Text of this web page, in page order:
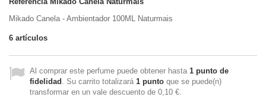
Mikado Canela - Ambientador 100ML Naturmais
6 artículos
Al comprar este perfume puede obtener hasta 1 punto de
fidelidad . Su carrito totalizará 1 punto que se puede(n)
transformar en un vale descuento de 0,10 €